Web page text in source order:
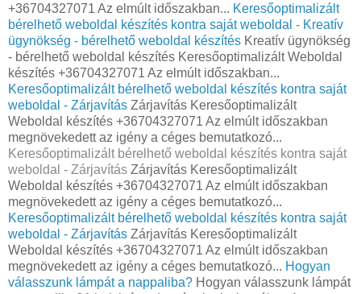
+36704327071 Az elmúlt időszakban... Keresőoptimalizált
bérelhető weboldal készítés kontra saját weboldal - Kreatív
ügynökség - bérelhető weboldal készítés Kreatív ügynökség
- bérelhető weboldal készítés Keresőoptimalizált Weboldal
készítés +36704327071 Az elmúlt időszakban...
Keresőoptimalizált bérelhető weboldal készítés kontra saját
weboldal - Zárjavítás Zárjavítás Keresőoptimalizált
Weboldal készítés +36704327071 Az elmúlt időszakban
megnövekedett az igény a céges bemutatkozó...
Keresőoptimalizált bérelhető weboldal készítés kontra saját
weboldal - Zárjavítás Zárjavítás Keresőoptimalizált
Weboldal készítés +36704327071 Az elmúlt időszakban
megnövekedett az igény a céges bemutatkozó...
Keresőoptimalizált bérelhető weboldal készítés kontra saját
weboldal - Zárjavítás Zárjavítás Keresőoptimalizált
Weboldal készítés +36704327071 Az elmúlt időszakban
megnövekedett az igény a céges bemutatkozó... Hogyan
válasszunk lámpát a nappaliba? Hogyan válasszunk lámpát